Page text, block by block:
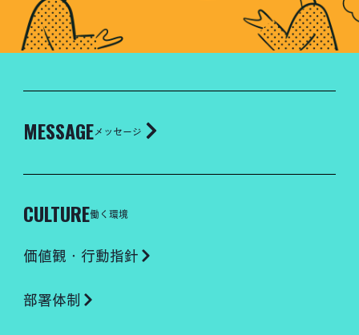
MESSAGEメッセージ
CULTURE働く環境
価値観・行動指針
部署体制